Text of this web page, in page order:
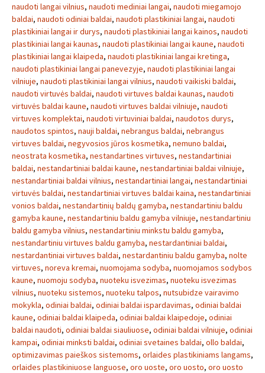
naudoti langai vilnius, naudoti mediniai langai, naudoti miegamojo
baldai, naudoti odiniai baldai, naudoti plastikiniai langai, naudoti
plastikiniai langai ir durys, naudoti plastikiniai langai kainos, naudoti
plastikiniai langai kaunas, naudoti plastikiniai langai kaune, naudoti
plastikiniai langai klaipeda, naudoti plastikiniai langai kretinga,
naudoti plastikiniai langai panevezyje, naudoti plastikiniai langai
vilniuje, naudoti plastikiniai langai vilnius, naudoti vaikiski baldai,
naudoti virtuvės baldai, naudoti virtuves baldai kaunas, naudoti
virtuvės baldai kaune, naudoti virtuves baldai vilniuje, naudoti
virtuves komplektai, naudoti virtuviniai baldai, naudotos durys,
naudotos spintos, nauji baldai, nebrangus baldai, nebrangus
virtuves baldai, negyvosios jūros kosmetika, nemuno baldai,
neostrata kosmetika, nestandartines virtuves, nestandartiniai
baldai, nestandartiniai baldai kaune, nestandartiniai baldai vilniuje,
nestandartiniai baldai vilnius, nestandartiniai langai, nestandartiniai
virtuvės baldai, nestandartiniai virtuves baldai kaina, nestandartiniai
vonios baldai, nestandartinių baldų gamyba, nestandartiniu baldu
gamyba kaune, nestandartiniu baldu gamyba vilniuje, nestandartiniu
baldu gamyba vilnius, nestandartiniu minkstu baldu gamyba,
nestandartiniu virtuves baldu gamyba, nestardantiniai baldai,
nestardantiniai virtuves baldai, nestardantiniu baldu gamyba, nolte
virtuves, noreva kremai, nuomojama sodyba, nuomojamos sodybos
kaune, nuomoju sodyba, nuoteku isvezimas, nuoteku isvezimas
vilnius, nuoteku sistemos, nuoteku talpos, nutsubidze vairavimo
mokykla, odiniai baldai, odiniai baldai ispardavimas, odiniai baldai
kaune, odiniai baldai klaipeda, odiniai baldai klaipedoje, odiniai
baldai naudoti, odiniai baldai siauliuose, odiniai baldai vilniuje, odiniai
kampai, odiniai minksti baldai, odiniai svetaines baldai, ollo baldai,
optimizavimas paieškos sistemoms, orlaides plastikiniams langams,
orlaides plastikiniuose languose, oro uoste, oro uosto, oro uosto